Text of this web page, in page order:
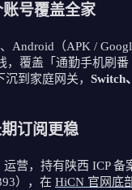
号覆盖全家
Android（APK /
，覆盖「通勤手机刷
到家庭网关， Switch
订阅更稳
营，持有陕西 ICP
），在 HiCN 官网底